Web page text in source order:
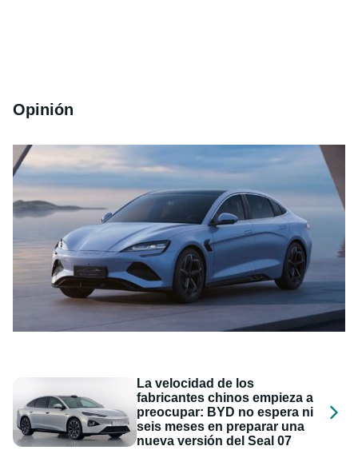
Opinión
La velocidad de los
fabricantes chinos empieza a
preocupar: BYD no espera ni
seis meses en preparar una
nueva versión del Seal 07